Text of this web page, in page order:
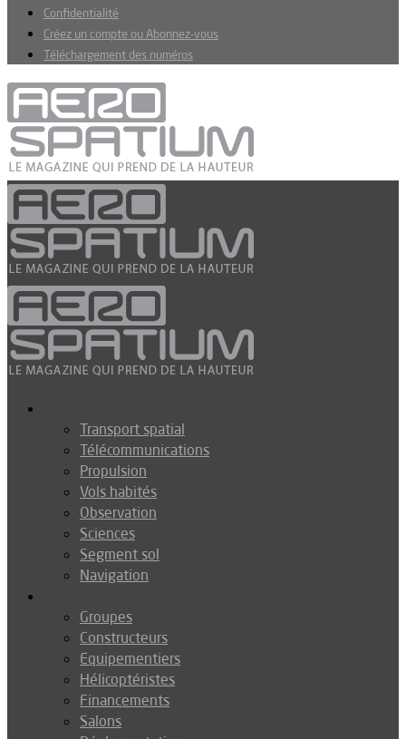
Confidentialité
Créez un compte ou Abonnez-vous
Téléchargement des numéros
Transport spatial
Télécommunications
Propulsion
Vols habités
Observation
Sciences
Segment sol
Navigation
Groupes
Constructeurs
Equipementiers
Hélicoptéristes
Financements
Salons